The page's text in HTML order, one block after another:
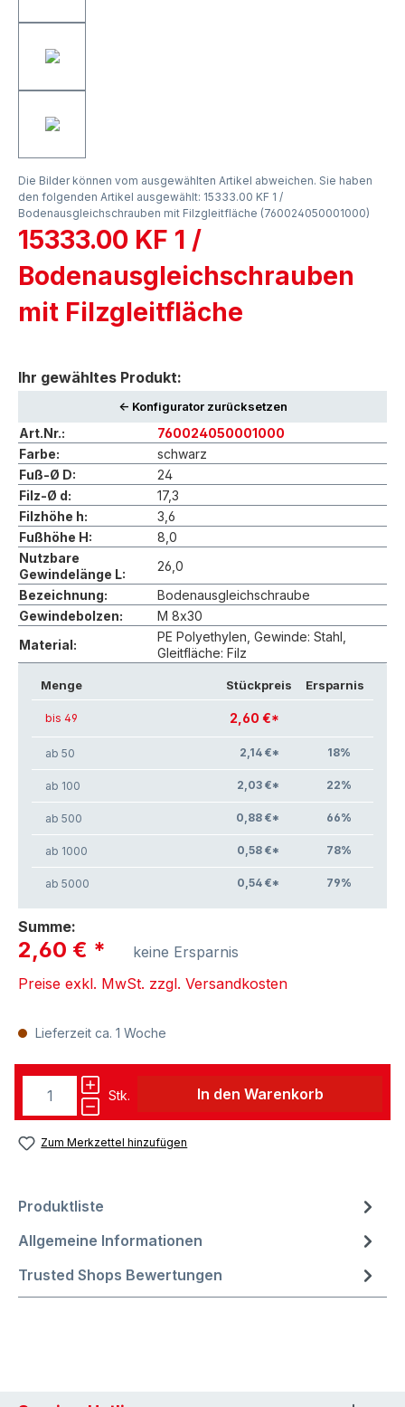
Die Bilder können vom ausgewählten Artikel abweichen. Sie haben
den folgenden Artikel ausgewählt: 15333.00 KF 1 /
Bodenausgleichschrauben mit Filzgleitfläche (760024050001000)
15333.00 KF 1 /
Bodenausgleichschrauben
mit Filzgleitfläche
Ihr gewähltes Produkt:
<- Konfigurator zurücksetzen
Art.Nr.:
760024050001000
Farbe:
schwarz
Fuß-Ø D:
24
Filz-Ø d:
17,3
Filzhöhe h:
3,6
Fußhöhe H:
8,0
Nutzbare
Gewindelänge L:
26,0
Bezeichnung:
Bodenausgleichschraube
Gewindebolzen:
M 8x30
Material:
PE Polyethylen, Gewinde: Stahl,
Gleitfläche: Filz
Menge Stückpreis Ersparnis
bis 49 2,60 €*
ab 50 2,14 €* 18%
ab 100 2,03 €* 22%
ab 500 0,88 €* 66%
ab 1000 0,58 €* 78%
ab 5000 0,54 €* 79%
Summe:
2,60 € *
keine Ersparnis
Preise exkl. MwSt. zzgl. Versandkosten
Lieferzeit ca. 1 Woche
Stk. In den Warenkorb
Zum Merkzettel hinzufügen
Produktliste
Allgemeine Informationen
Trusted Shops Bewertungen